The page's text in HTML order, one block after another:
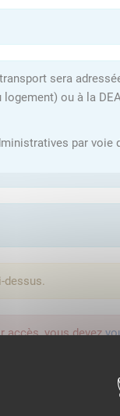
sera
ou à la
par
dessus.
accès, vous devez
proposée par l'Etat